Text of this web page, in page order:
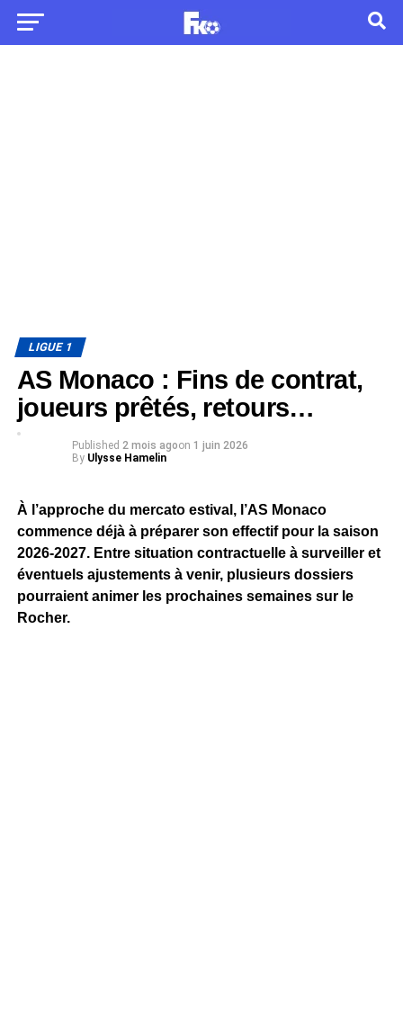
LIGUE 1
AS Monaco : Fins de contrat,
joueurs prêtés, retours…
Published 2 mois agoon 1 juin 2026
By Ulysse Hamelin
À l’approche du mercato estival, l’AS Monaco
commence déjà à préparer son effectif pour la saison
2026-2027. Entre situation contractuelle à surveiller et
éventuels ajustements à venir, plusieurs dossiers
pourraient animer les prochaines semaines sur le
Rocher.